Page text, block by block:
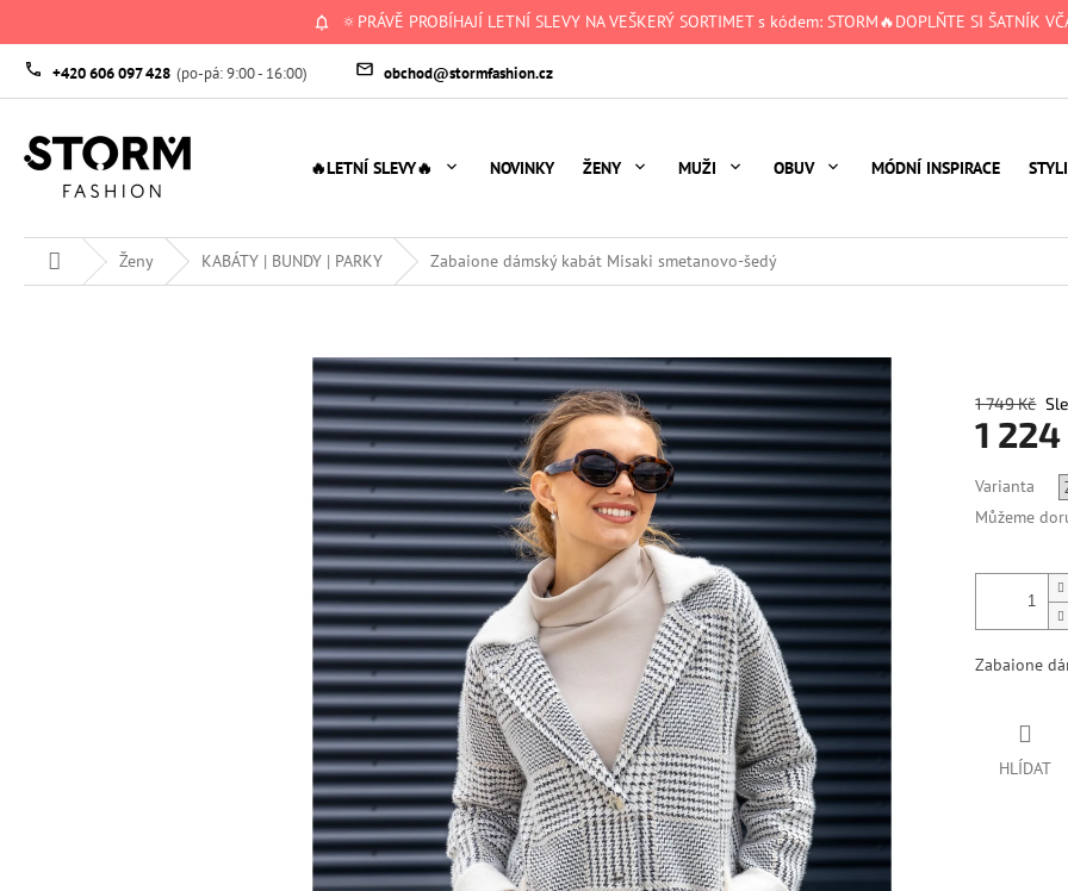
🔅PRÁVĚ PROBÍHAJÍ LETNÍ SLEVY NA VEŠKERÝ SORTIMET s kódem: STORM🔥DOPLŇTE SI ŠATNÍK
+420 606 097 428 obchod@stormfashion.cz
🔥LETNÍ SLEVY🔥 NOVINKY ŽENY MUŽI OBUV MÓDNÍ INSPIRACE
Domů Ženy KABÁTY | BUNDY | PARKY Zabaione dámský kabát Misaki smetanovo-šedý
1 749 Kč
1 224
cena:
Varianta
Můžeme
Zabaione
HLÍDAT